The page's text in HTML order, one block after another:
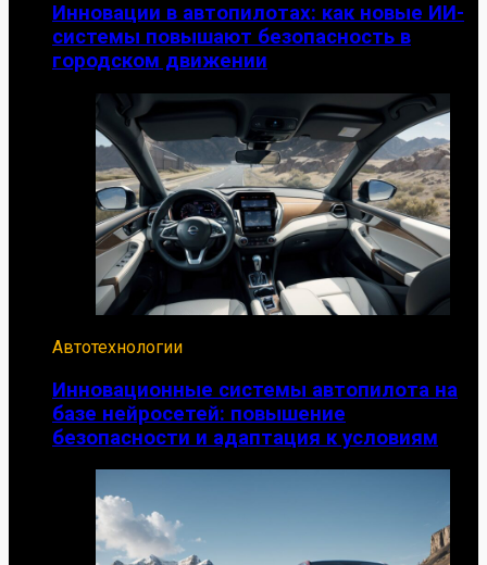
Инновации в автопилотах: как новые ИИ-
системы повышают безопасность в
городском движении
Автотехнологии
Инновационные системы автопилота на
базе нейросетей: повышение
безопасности и адаптация к условиям